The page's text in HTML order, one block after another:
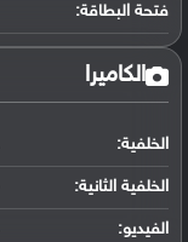
فتحة البطاقة:
الكاميرا
الخلفية:
الخلفية الثانية:
الفيديو: